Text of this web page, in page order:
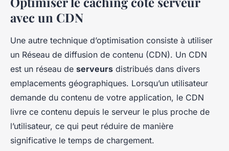
avec un CDN
Une autre technique d’optimisation consiste à utiliser
un Réseau de diffusion de contenu (CDN). Un CDN
est un réseau de serveurs distribués dans divers
emplacements géographiques. Lorsqu’un utilisateur
demande du contenu de votre application, le CDN
livre ce contenu depuis le serveur le plus proche de
l’utilisateur, ce qui peut réduire de manière
significative le temps de chargement.